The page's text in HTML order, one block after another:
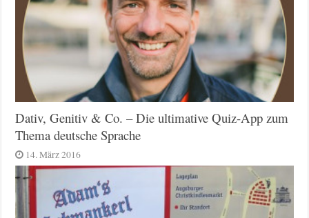
Dativ, Genitiv & Co. – Die ultimative Quiz-App zum
Thema deutsche Sprache
14. März 2016